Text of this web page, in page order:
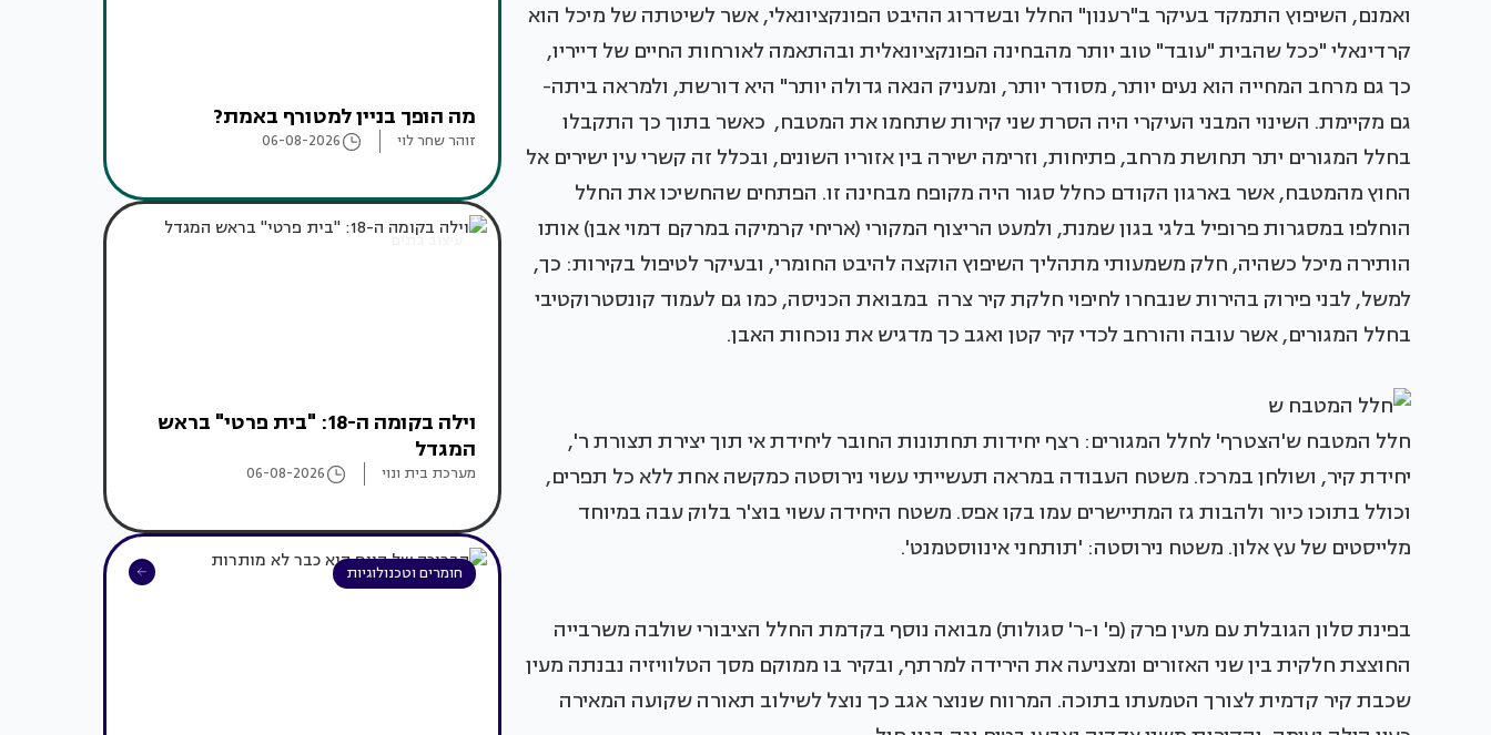
ואמנם, השיפוץ התמקד בעיקר ב"רענון" החלל ובשדרוג ההיבט הפונקציונאלי, אשר לשיטתה של מיכל הוא
קרדינאלי "ככל שהבית "עובד" טוב יותר מהבחינה הפונקציונאלית ובהתאמה לאורחות החיים של דייריו,
כך גם מרחב המחייה הוא נעים יותר, מסודר יותר, ומעניק הנאה גדולה יותר" היא דורשת, ולמראה ביתה-
גם מקיימת. השינוי המבני העיקרי היה הסרת שני קירות שתחמו את המטבח, כאשר בתוך כך התקבלו
בחלל המגורים יתר תחושת מרחב, פתיחות, וזרימה ישירה בין אזוריו השונים, ובכלל זה קשרי עין ישירים אל
החוץ מהמטבח, אשר בארגון הקודם כחלל סגור היה מקופח מבחינה זו. הפתחים שהחשיכו את החלל
הוחלפו במסגרות פרופיל בלגי בגון שמנת, ולמעט הריצוף המקורי (אריחי קרמיקה במרקם דמוי אבן) אותו
הותירה מיכל כשהיה, חלק משמעותי מתהליך השיפוץ הוקצה להיבט החומרי, ובעיקר לטיפול בקירות: כך,
למשל, לבני פירוק בהירות שנבחרו לחיפוי חלקת קיר צרה במבואת הכניסה, כמו גם לעמוד קונסטרוקטיבי
בחלל המגורים, אשר עובה והורחב לכדי קיר קטן ואגב כך מדגיש את נוכחות האבן.
חלל המטבח ש'הצטרף' לחלל המגורים: רצף יחידות תחתונות החובר ליחידת אי תוך יצירת תצורת ר',
יחידת קיר, ושולחן במרכז. משטח העבודה במראה תעשייתי עשוי נירוסטה כמקשה אחת ללא כל תפרים,
וכולל בתוכו כיור ולהבות גז המתיישרים עמו בקו אפס. משטח היחידה עשוי בוצ'ר בלוק עבה במיוחד
מלייסטים של עץ אלון. משטח נירוסטה: 'תותחני אינווסטמנט'.
בפינת סלון הגובלת עם מעין פרק (פ' ו-ר' סגולות) מבואה נוסף בקדמת החלל הציבורי שולבה משרבייה
החוצצת חלקית בין שני האזורים ומצניעה את הירידה למרתף, ובקיר בו ממוקם מסך הטלוויזיה נבנתה מעין
שכבת קיר קדמית לצורך הטמעתו בתוכה. המרווח שנוצר אגב כך נוצל לשילוב תאורה שקועה המאירה
מה הופך בניין למטורף באמת?
זוהר שחר לוי 06-08-2026
עיצוב בתים
וילה בקומה ה-18: "בית פרטי" בראש
המגדל
מערכת בית ונוי 06-08-2026
חומרים וטכנולוגיות